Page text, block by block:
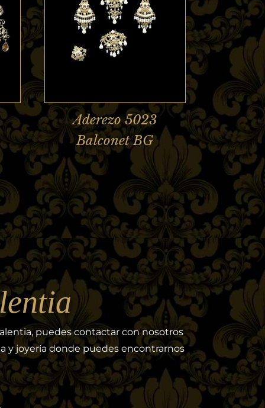
Aderezo 5023
Balconet BG
puedes contactar con nosotros
y joyería donde puedes encontrarnos